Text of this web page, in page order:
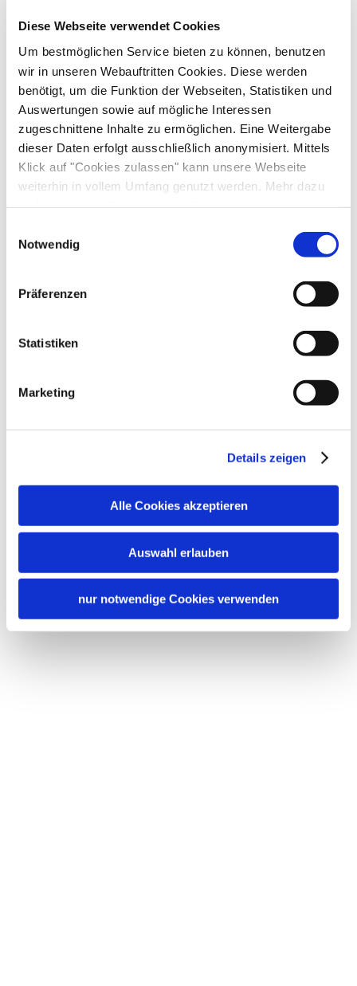
Diese Webseite verwendet Cookies
Um bestmöglichen Service bieten zu können, benutzen
wir in unseren Webauftritten Cookies. Diese werden
benötigt, um die Funktion der Webseiten, Statistiken und
Auswertungen sowie auf mögliche Interessen
zugeschnittene Inhalte zu ermöglichen. Eine Weitergabe
dieser Daten erfolgt ausschließlich anonymisiert. Mittels
Klick auf "Cookies zulassen" kann unsere Webseite
weiterhin in vollem Umfang genutzt werden. Mehr dazu
steht in unserer Datenschutzerklärung.
gelistet.
Notwendig
Präferenzen
Statistiken
Marketing
Details zeigen
Alle Cookies akzeptieren
Auswahl erlauben
nur notwendige Cookies verwenden